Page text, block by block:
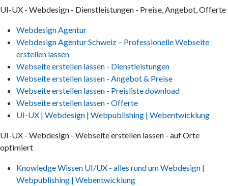
UI-UX - Webdesign - Dienstleistungen - Preise, Angebot, Offerte
Webdesign Agentur
Webdesign Agentur Schweiz – Professionelle Webseite
erstellen lassen
Webseite erstellen lassen - Dienstleistungen
Webseite erstellen lassen - Angebot & Preise
Webseite erstellen lassen - Preisliste download
Webseite erstellen lassen - Offerte
UI-UX | Webdesign | Webpublishing | Webentwicklung
UI-UX - Webdesign - Webseite erstellen lassen - auf Orte
optimiert
Knowledge Wissen UI/UX - alles rund um Webdesign |
Webpublishing | Webentwicklung